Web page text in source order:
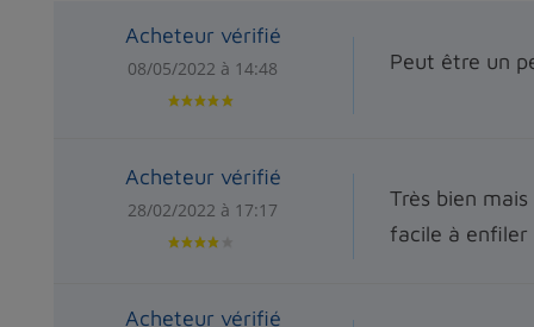
Acheteur vérifié
08/05/2022 à 14:48 Peut être un
Acheteur vérifié
28/02/2022 à 17:17
Très bien
facile à enfiler
Acheteur vérifié